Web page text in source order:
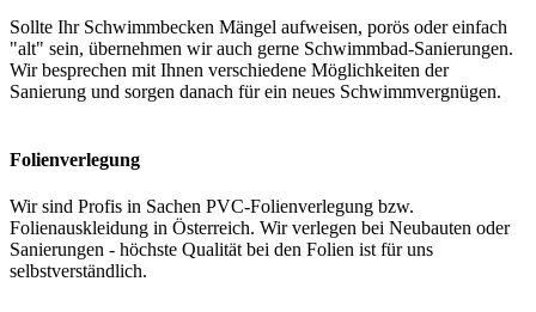
Sollte Ihr Schwimmbecken Mängel aufweisen, porös oder einfach
"alt" sein, übernehmen wir auch gerne Schwimmbad-Sanierungen.
Wir besprechen mit Ihnen verschiedene Möglichkeiten der
Sanierung und sorgen danach für ein neues Schwimmvergnügen.
Folienverlegung
Wir sind Profis in Sachen PVC-Folienverlegung bzw.
Folienauskleidung in Österreich. Wir verlegen bei Neubauten oder
Sanierungen - höchste Qualität bei den Folien ist für uns
selbstverständlich.